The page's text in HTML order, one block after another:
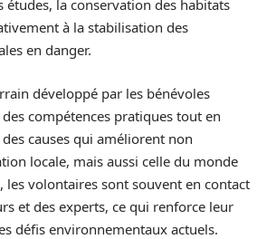
études, la conservation des habitats
à la stabilisation des
en danger.
développé par les bénévoles
compétences pratiques tout en
causes qui améliorent non
locale, mais aussi celle du monde
les volontaires sont souvent en contact
et des experts, ce qui renforce leur
défis environnementaux actuels.